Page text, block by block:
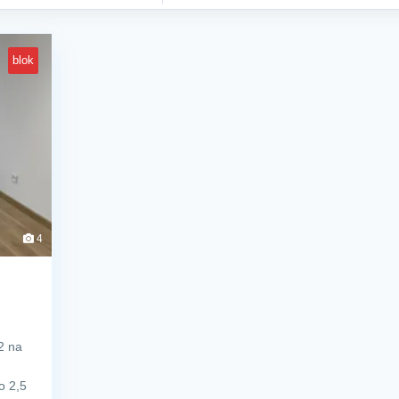
blok
4
na
2,5